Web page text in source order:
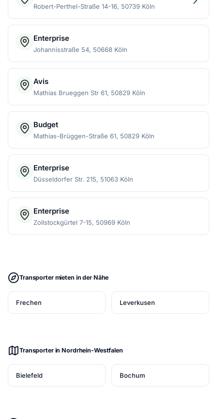
Robert-Perthel-Straße 14-16, 50739 Köln
Enterprise
Johannisstraße 54, 50668 Köln
Avis
Mathias Brueggen Str 61, 50829 Köln
Budget
Mathias-Brüggen-Straße 61, 50829 Köln
Enterprise
Düsseldorfer Str. 215, 51063 Köln
Enterprise
Zollstockgürtel 7-15, 50969 Köln
Transporter mieten in der Nähe
Frechen Leverkusen
Transporter in Nordrhein-Westfalen
Bielefeld Bochum